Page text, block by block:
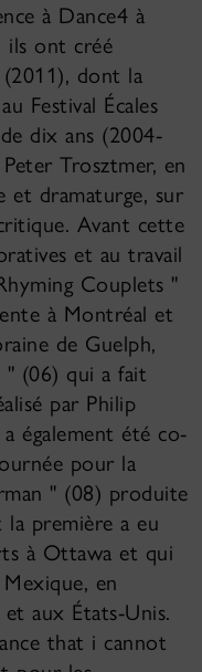
à Dance4 à
ils ont créé
dont la
Festival Écales
dix ans (2004-
Trosztmer, en
dramaturge, sur
Avant cette
et au travail
Couplets "
à Montréal et
de Guelph,
" (06) qui a fait
par Philip
également été co-
pour la
" (08) produite
première a eu
à Ottawa et qui
en
aux États-Unis.
that i cannot